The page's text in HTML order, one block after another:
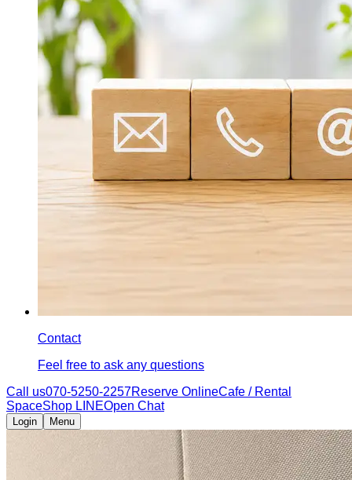
Contact
Feel free to ask any questions
Call us070-5250-2257Reserve OnlineCafe / Rental
SpaceShop LINEOpen Chat
Login Menu